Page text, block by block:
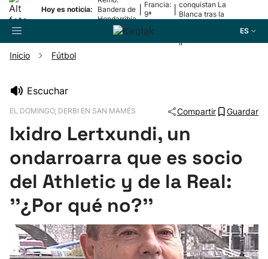
Hoy es noticia:
Bandera de
Hondarribia
Francia:
9ª
conquistan La
Blanca tras la
II
ES
Pelota
Remo
Baloncesto
Ciclismo
Inicio Fútbol
Escuchar
EL DOMINGO, DERBI EN SAN MAMÉS Compartir Guardar
Ixidro Lertxundi, un
ondarroarra que es socio
del Athletic y de la Real:
''¿Por qué no?''